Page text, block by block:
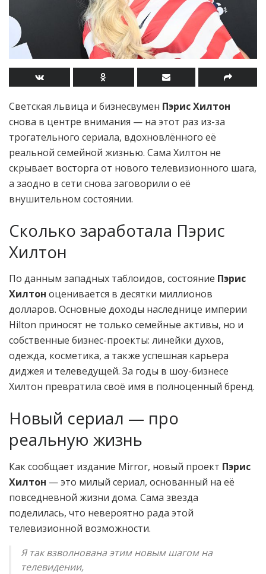
Светская львица и бизнесвумен Пэрис Хилтон
снова в центре внимания — на этот раз из-за
трогательного сериала, вдохновлённого её
реальной семейной жизнью. Сама Хилтон не
скрывает восторга от нового телевизионного шага,
а заодно в сети снова заговорили о её
внушительном состоянии.
Сколько заработала Пэрис
Хилтон
По данным западных таблоидов, состояние Пэрис
Хилтон оценивается в десятки миллионов
долларов. Основные доходы наследнице империи
Hilton приносят не только семейные активы, но и
собственные бизнес-проекты: линейки духов,
одежда, косметика, а также успешная карьера
диджея и телеведущей. За годы в шоу-бизнесе
Хилтон превратила своё имя в полноценный бренд.
Новый сериал — про
реальную жизнь
Как сообщает издание Mirror, новый проект Пэрис
Хилтон — это милый сериал, основанный на её
повседневной жизни дома. Сама звезда
поделилась, что невероятно рада этой
телевизионной возможности.
Я так взволнована этим новым шагом на
телевидении,